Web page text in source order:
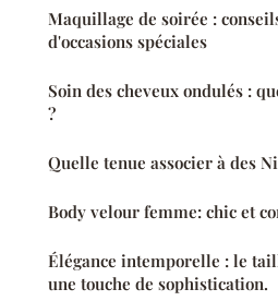
Maquillage de soirée :
d'occasions spéciales
Soin des cheveux ondulés :
?
Quelle tenue associer à des
Body velour femme: chic et
Élégance intemporelle : le
une touche de sophistication.